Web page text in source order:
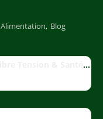
Alimentation Blog
Gamme LOBATA – Équilibre Tension & Santé Cardiaque